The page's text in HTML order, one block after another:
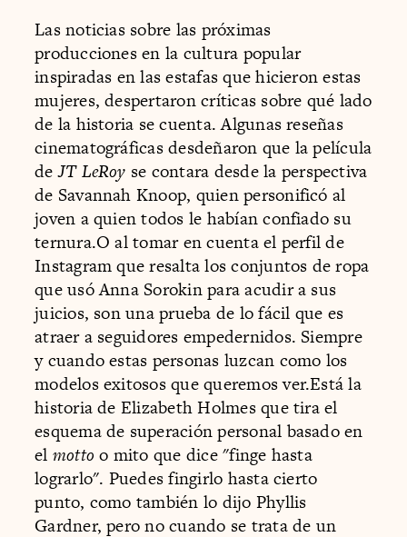
Las noticias sobre las próximas
producciones en la cultura popular
inspiradas en las estafas que hicieron estas
mujeres, despertaron críticas sobre qué lado
de la historia se cuenta. Algunas reseñas
cinematográficas desdeñaron que la película
deJT LeRoy se contara desde la perspectiva
de Savannah Knoop, quien personificó al
joven a quien todos le habían confiado su
ternura.O al tomar en cuenta el perfil de
Instagram que resalta los conjuntos de ropa
que usó Anna Sorokin para acudir a sus
juicios, son una prueba de lo fácil que es
atraer a seguidores empedernidos. Siempre
y cuando estas personas luzcan como los
modelos exitosos que queremos ver.Está la
historia de Elizabeth Holmes que tira el
esquema de superación personal basado en
el motto o mito que dice "finge hasta
lograrlo". Puedes fingirlo hasta cierto
punto, como también lo dijo Phyllis
Gardner, pero no cuando se trata de un